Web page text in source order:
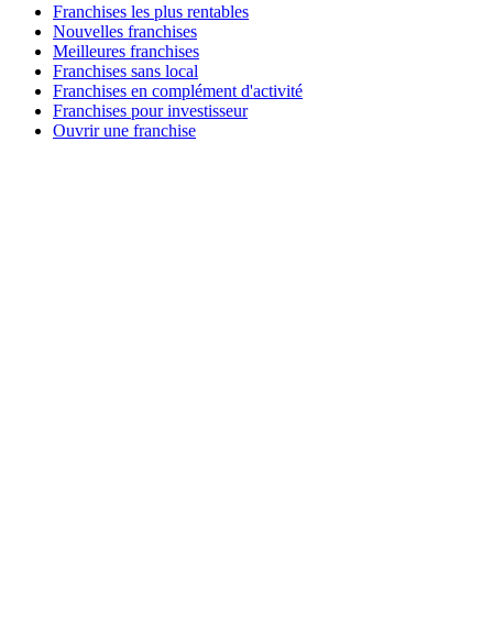
Franchises les plus rentables
Nouvelles franchises
Meilleures franchises
Franchises sans local
Franchises en complément d'activité
Franchises pour investisseur
Ouvrir une franchise